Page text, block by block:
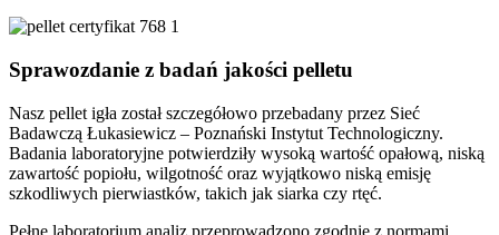
Sprawozdanie z badań jakości pelletu
Nasz pellet igła został szczegółowo przebadany przez Sieć
Badawczą Łukasiewicz – Poznański Instytut Technologiczny.
Badania laboratoryjne potwierdziły wysoką wartość opałową, niską
zawartość popiołu, wilgotność oraz wyjątkowo niską emisję
szkodliwych pierwiastków, takich jak siarka czy rtęć.
Pełne laboratorium analiz przeprowadzono zgodnie z normami